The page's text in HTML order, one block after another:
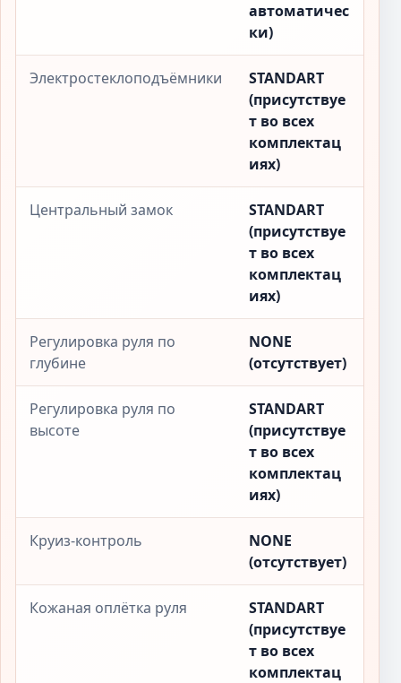
автоматичес
ки)
Электростеклоподъёмники
STANDART
(присутствуе
т во всех
комплектац
иях)
Центральный замок
STANDART
(присутствуе
т во всех
комплектац
иях)
Регулировка руля по
глубине
NONE
(отсутствует)
Регулировка руля по
высоте
STANDART
(присутствуе
т во всех
комплектац
иях)
Круиз-контроль
NONE
(отсутствует)
Кожаная оплётка руля
STANDART
(присутствуе
т во всех
комплектац